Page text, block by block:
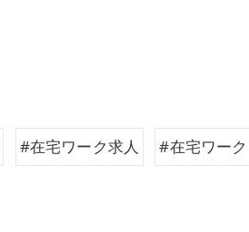
#在宅ワーク求人 #在宅ワーク